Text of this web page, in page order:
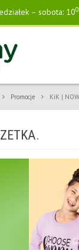
– sobota: 10
Promocje KiK |